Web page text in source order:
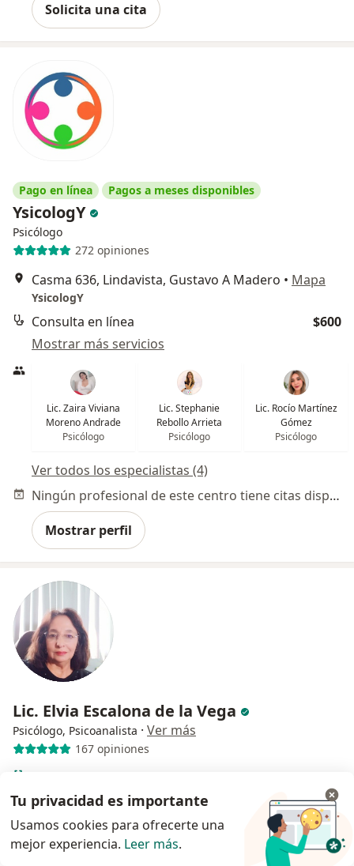
Solicita una cita
Pago en línea Pagos a meses disponibles
YsicologY
Psicólogo
272 opiniones
Casma 636, Lindavista, Gustavo A Madero • Mapa
YsicologY
Consulta en línea
$600
Mostrar más servicios
Lic. Zaira Viviana
Moreno Andrade
Psicólogo
Lic. Stephanie
Rebollo Arrieta
Psicólogo
Lic. Rocío Martínez
Gómez
Psicólogo
Ver todos los especialistas (4)
Ningún profesional de este centro tiene citas disponibles
Mostrar perfil
Lic. Elvia Escalona de la Vega
Psicólogo, Psicoanalista · Ver más
167 opiniones
Diplomado en Terapia Holística Transpersonal
Calidez, comunicación clara y profesionalismo
Especialista de confianza
Tu privacidad es importante
Usamos cookies para ofrecerte una
mejor experiencia. Leer más.